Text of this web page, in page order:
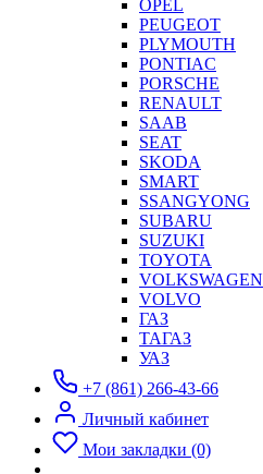
OPEL
PEUGEOT
PLYMOUTH
PONTIAC
PORSCHE
RENAULT
SAAB
SEAT
SKODA
SMART
SSANGYONG
SUBARU
SUZUKI
TOYOTA
VOLKSWAGEN
VOLVO
ГАЗ
ТАГАЗ
УАЗ
+7 (861) 266-43-66
Личный кабинет
Мои закладки (0)